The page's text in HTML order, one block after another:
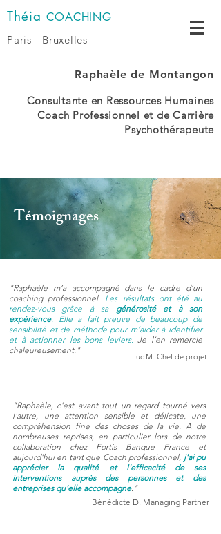
Théia COACHING
Paris - Bruxelles
Raphaèle de Montangon
Consultante en Ressources Humaines
Coach Professionnel et de Carrière
Psychothérapeute
Témoignages
"Raphaèle m’a accompagné dans le cadre d’un
coaching professionnel. Les résultats ont été au
rendez-vous grâce à sa générosité et à son
expérience. Elle a fait preuve de beaucoup de
sensibilité et de méthode pour m’aider à identifier
et à actionner les bons leviers.Je l’en remercie
chaleureusement."
Luc M. Chef de projet
"Raphaèle, c'est avant tout un regard tourné vers
l'autre, une attention sensible et délicate, une
compréhension fine des choses de la vie. A de
nombreuses reprises, en particulier lors de notre
collaboration chez Fortis Banque France et
aujourd'hui en tant que Coach professionnel, j'ai pu
apprécier la qualité et l'efficacité de ses
interventions auprès des personnes et des
entreprises qu'elle accompagne. "
Bénédicte D. Managing Partner